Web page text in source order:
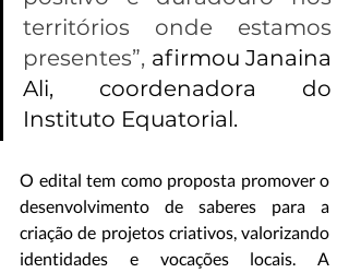
territórios onde estamos
presentes”, afirmou Janaina
Ali, coordenadora do
Instituto Equatorial.
O edital tem como proposta promover o
desenvolvimento de saberes para a
criação de projetos criativos, valorizando
identidades e vocações locais. A